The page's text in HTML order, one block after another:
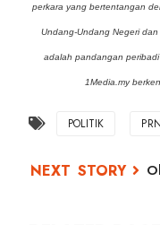
perkara yang bertentangan
Undang-Undang Negeri
adalah pandangan
1Media.my
POLITIK